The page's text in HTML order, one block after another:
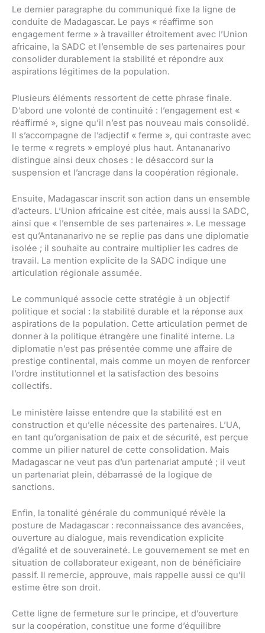
Le dernier paragraphe du communiqué fixe la ligne de
conduite de Madagascar. Le pays « réaffirme son
engagement ferme » à travailler étroitement avec l’Union
africaine, la SADC et l’ensemble de ses partenaires pour
consolider durablement la stabilité et répondre aux
aspirations légitimes de la population.
Plusieurs éléments ressortent de cette phrase finale.
D’abord une volonté de continuité : l’engagement est «
réaffirmé », signe qu’il n’est pas nouveau mais consolidé.
Il s’accompagne de l’adjectif « ferme », qui contraste avec
le terme « regrets » employé plus haut. Antananarivo
distingue ainsi deux choses : le désaccord sur la
suspension et l’ancrage dans la coopération régionale.
Ensuite, Madagascar inscrit son action dans un ensemble
d’acteurs. L’Union africaine est citée, mais aussi la SADC,
ainsi que « l’ensemble de ses partenaires ». Le message
est qu’Antananarivo ne se replie pas dans une diplomatie
isolée ; il souhaite au contraire multiplier les cadres de
travail. La mention explicite de la SADC indique une
articulation régionale assumée.
Le communiqué associe cette stratégie à un objectif
politique et social : la stabilité durable et la réponse aux
aspirations de la population. Cette articulation permet de
donner à la politique étrangère une finalité interne. La
diplomatie n’est pas présentée comme une affaire de
prestige continental, mais comme un moyen de renforcer
l’ordre institutionnel et la satisfaction des besoins
collectifs.
Le ministère laisse entendre que la stabilité est en
construction et qu’elle nécessite des partenaires. L’UA,
en tant qu’organisation de paix et de sécurité, est perçue
comme un pilier naturel de cette consolidation. Mais
Madagascar ne veut pas d’un partenariat amputé ; il veut
un partenariat plein, débarrassé de la logique de
sanctions.
Enfin, la tonalité générale du communiqué révèle la
posture de Madagascar : reconnaissance des avancées,
ouverture au dialogue, mais revendication explicite
d’égalité et de souveraineté. Le gouvernement se met en
situation de collaborateur exigeant, non de bénéficiaire
passif. Il remercie, approuve, mais rappelle aussi ce qu’il
estime être son droit.
Cette ligne de fermeture sur le principe, et d’ouverture
sur la coopération, constitue une forme d’équilibre